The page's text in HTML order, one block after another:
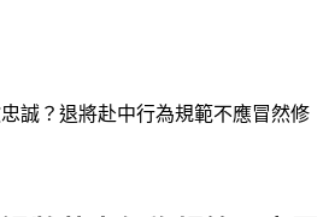
誠？退將赴中行為規範不應冒然修